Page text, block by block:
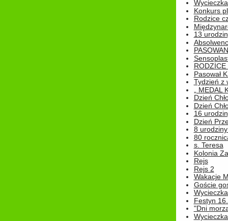
Konkurs
Rodzice
13
Pasował
Tydzień z
„
Dzień
Dzień
16
Dzień
8
80
s. Teresa
Kolonia
Rejs
Rejs 2
Wakacje
Goście
Festyn
"Dni